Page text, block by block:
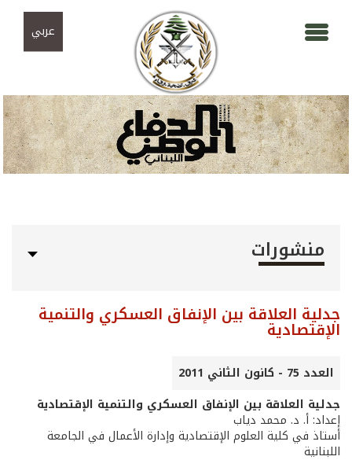
عربي
منشورات
جدلية العلاقة بين الإنفاق العسكري والتنمية
الإقتصادية
العدد 75 - كانون الثاني 2011
جدلية العلاقة بين الإنفاق العسكري والتنمية الإقتصادية
إعداد: أ. د. محمد دياب
أستاذ في كلية العلوم الإقتصادية وإدارة الأعمال في الجامعة
اللبنانية